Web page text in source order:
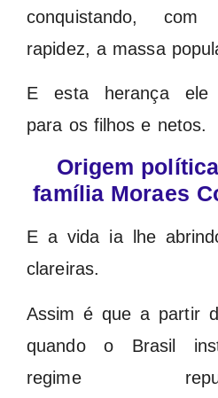
conquistando, com
rapidez, a massa
E esta herança ele
para os filhos e netos.
Origem
família Moraes
E a vida ia lhe
clareiras.
Assim é que a partir
quando o Brasil
regime